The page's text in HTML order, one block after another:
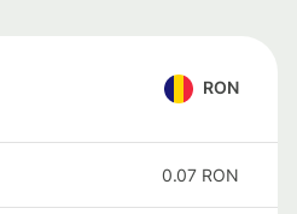
RON
0.07 RON